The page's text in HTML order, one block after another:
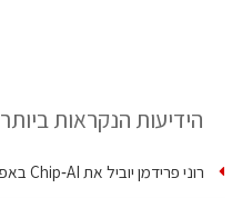
הידיעות הנקראות ביותר
רוני פרידמן יוביל את Chip‑AI באפל; טל ענבר ינהל את…